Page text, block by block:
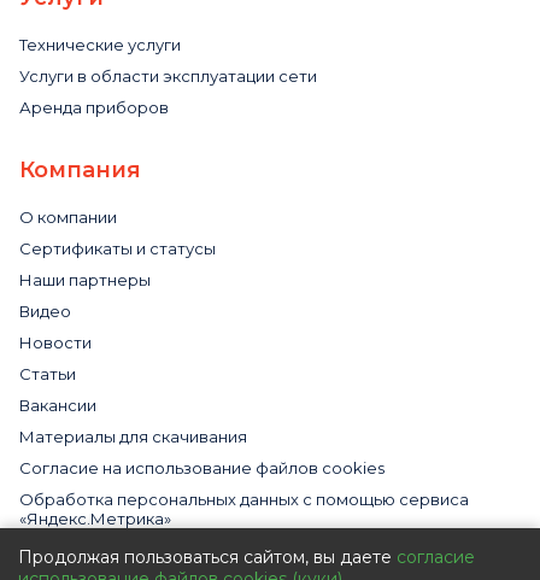
Технические услуги
Услуги в области эксплуатации сети
Аренда приборов
Компания
О компании
Сертификаты и статусы
Наши партнеры
Видео
Новости
Статьи
Вакансии
Материалы для скачивания
Cогласие на использование файлов cookies
Обработка персональных данных с помощью сервиса
«Яндекс.Метрика»
Политика в отношении обработки персональных данных
Продолжая пользоваться сайтом, вы даете согласие